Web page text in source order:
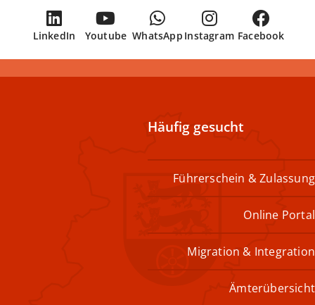
Facebook
Instagram
WhatsApp
Youtube
LinkedIn
Häufig gesucht
Führerschein & Zulassung
Online Portal
Migration & Integration
Ämterübersicht